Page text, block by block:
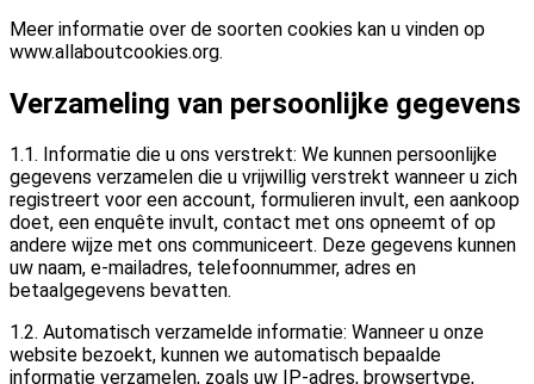
Meer informatie over de soorten cookies kan u vinden op
www.allaboutcookies.org.
Verzameling van persoonlijke gegevens
1.1. Informatie die u ons verstrekt: We kunnen persoonlijke
gegevens verzamelen die u vrijwillig verstrekt wanneer u zich
registreert voor een account, formulieren invult, een aankoop
doet, een enquête invult, contact met ons opneemt of op
andere wijze met ons communiceert. Deze gegevens kunnen
uw naam, e-mailadres, telefoonnummer, adres en
betaalgegevens bevatten.
1.2. Automatisch verzamelde informatie: Wanneer u onze
website bezoekt, kunnen we automatisch bepaalde
informatie verzamelen, zoals uw IP-adres, browsertype,